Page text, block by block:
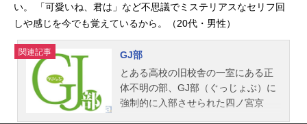
い。 「可愛いね、君は」など不思議でミステリアスなセリフ回
しや感じを今でも覚えているから。（20代・男性）
関連記事
GJ部
とある高校の旧校舎の一室にある正
体不明の部、GJ部（ぐっじょぶ）に
強制的に入部させられた四ノ宮京